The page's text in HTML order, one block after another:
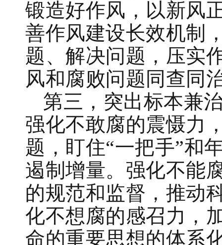
锻造好作风，以新风
善作风建设长效机制
题、解决问题，压实
风和腐败问题同查同
第三，突出标本兼
强化不敢腐的震慑力
题，盯住“一把手”和
遏制增量。强化不能
的规范和监督，推动
化不想腐的感召力，
命的重要思想的体系